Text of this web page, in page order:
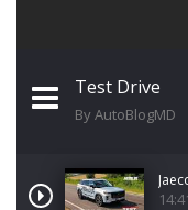
Test Drive
By AutoBlogMD